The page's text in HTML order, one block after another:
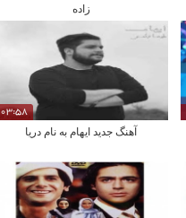
زاده
03:58
آهنگ جدید ایهام به نام دریا